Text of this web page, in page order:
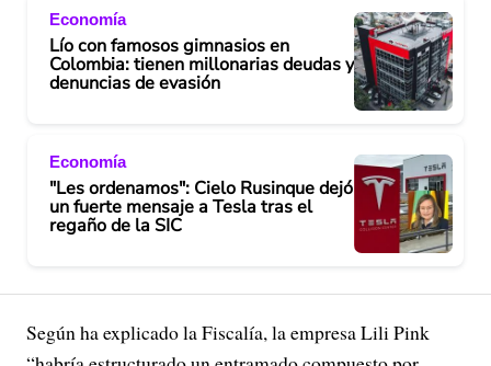
Economía
Lío con famosos gimnasios en
Colombia: tienen millonarias deudas y
denuncias de evasión
Economía
"Les ordenamos": Cielo Rusinque dejó
un fuerte mensaje a Tesla tras el
regaño de la SIC
Según ha explicado la Fiscalía, la empresa Lili Pink